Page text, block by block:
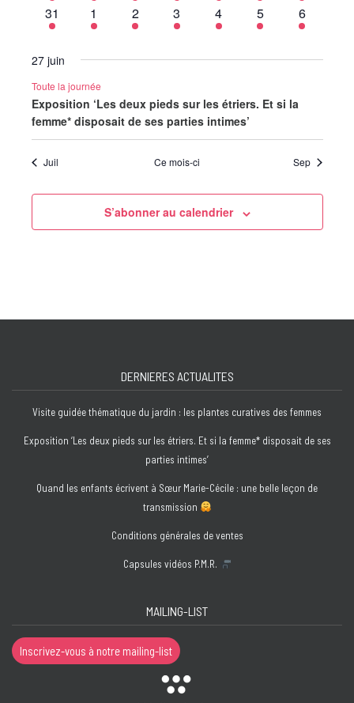
1
évènement
31
1
évènement
1
1
évènement
2
1
évènement
3
1
évènement
4
1
évènement
5
1
6
27 juin
Toute la journée
Exposition ‘Les deux pieds sur les étriers. Et si la
femme* disposait de ses parties intimes’
Juil Ce mois-ci Sep
S’abonner au calendrier
DERNIERES ACTUALITES
Visite guidée thématique du jardin : les plantes curatives des femmes
Exposition ‘Les deux pieds sur les étriers. Et si la femme* disposait de ses
parties intimes’
Quand les enfants écrivent à Sœur Marie-Cécile : une belle leçon de
transmission
Conditions générales de ventes
Capsules vidéos P.M.R.
MAILING-LIST
Inscrivez-vous à notre mailing-list